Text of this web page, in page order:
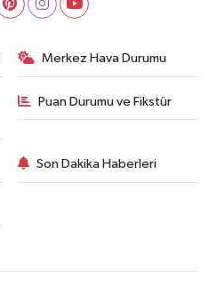
Merkez Hava Durumu
Puan Durumu ve Fikstür
Son Dakika Haberleri